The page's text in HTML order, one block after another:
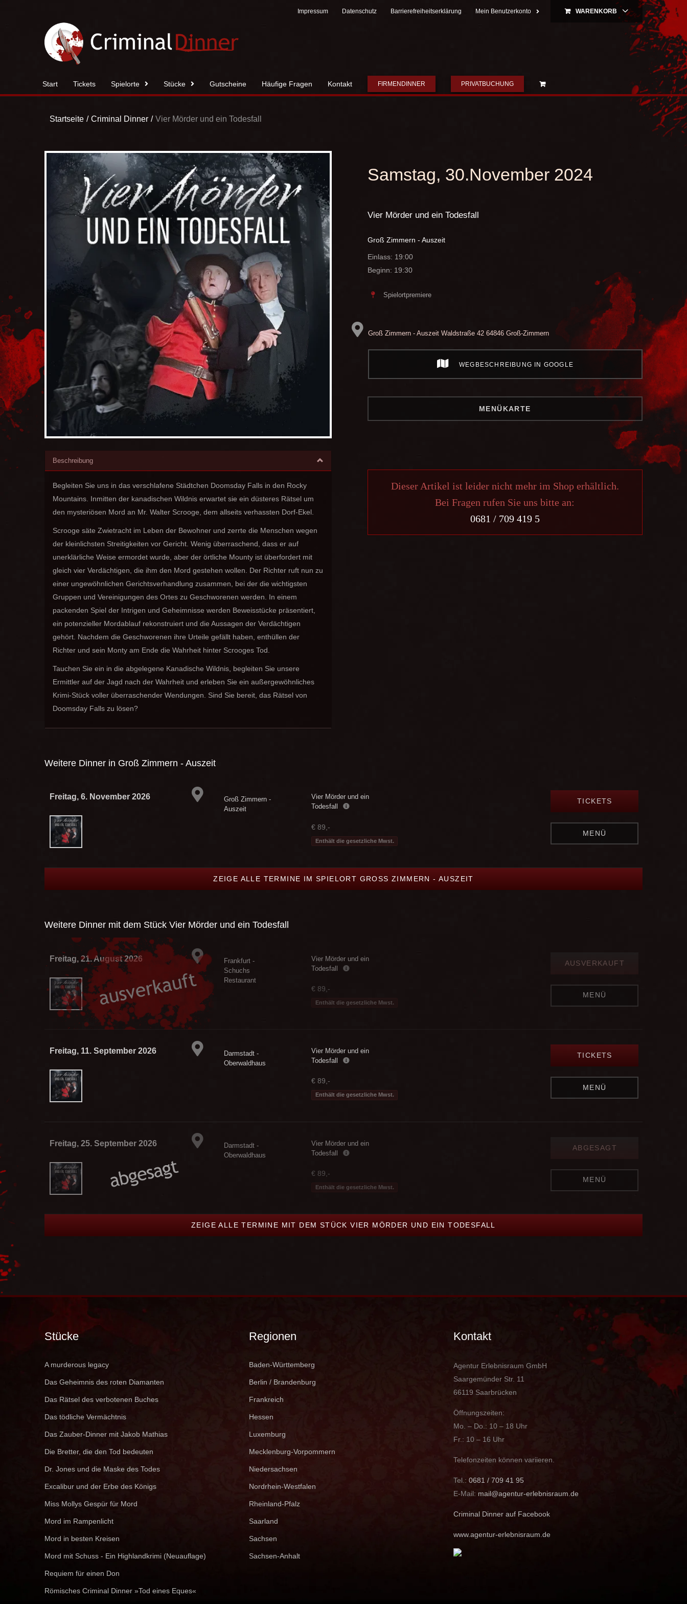
Impressum Datenschutz Barrierefreiheitserklärung Mein Benutzerkonto WARENKORB
Start Tickets Spielorte Stücke Gutscheine Häufige Fragen Kontakt FIRMENDINNER PRIVATBUCHUNG
Startseite Criminal Dinner Vier Mörder und ein Todesfall
Beschreibung
Begleiten Sie uns in das verschlafene Städtchen Doomsday Falls in den Rocky
Mountains. Inmitten der kanadischen Wildnis erwartet sie ein düsteres Rätsel um
den mysteriösen Mord an Mr. Walter Scrooge, dem allseits verhassten Dorf-Ekel.
Scrooge säte Zwietracht im Leben der Bewohner und zerrte die Menschen wegen
der kleinlichsten Streitigkeiten vor Gericht. Wenig überraschend, dass er auf
unerklärliche Weise ermordet wurde, aber der örtliche Mounty ist überfordert mit
gleich vier Verdächtigen, die ihm den Mord gestehen wollen. Der Richter ruft nun zu
einer ungewöhnlichen Gerichtsverhandlung zusammen, bei der die wichtigsten
Gruppen und Vereinigungen des Ortes zu Geschworenen werden. In einem
packenden Spiel der Intrigen und Geheimnisse werden Beweisstücke präsentiert,
ein potenzieller Mordablauf rekonstruiert und die Aussagen der Verdächtigen
gehört. Nachdem die Geschworenen ihre Urteile gefällt haben, enthüllen der
Richter und sein Monty am Ende die Wahrheit hinter Scrooges Tod.
Tauchen Sie ein in die abgelegene Kanadische Wildnis, begleiten Sie unsere
Ermittler auf der Jagd nach der Wahrheit und erleben Sie ein außergewöhnliches
Krimi-Stück voller überraschender Wendungen. Sind Sie bereit, das Rätsel von
Doomsday Falls zu lösen?
Samstag, 30.November 2024
Vier Mörder und ein Todesfall
Groß Zimmern - Auszeit
Einlass: 19:00
Beginn: 19:30
Spielortpremiere
Groß Zimmern - AuszeitWaldstraße 42 64846 Groß-Zimmern
WEGBESCHREIBUNG IN GOOGLE
MENÜKARTE
Dieser Artikel ist leider nicht mehr im Shop erhältlich.
Bei Fragen rufen Sie uns bitte an:
0681 / 709 419 5
Weitere Dinner in Groß Zimmern - Auszeit
Freitag, 6. November 2026
Groß Zimmern -
Auszeit
Vier Mörder und ein
Todesfall
€ 89,-
Enthält die gesetzliche Mwst.
TICKETS
MENÜ
ZEIGE ALLE TERMINE IM SPIELORT GROSS ZIMMERN - AUSZEIT
Weitere Dinner mit dem Stück Vier Mörder und ein Todesfall
Freitag, 21. August 2026
Frankfurt -
Schuchs
Restaurant
Vier Mörder und ein
Todesfall
€ 89,-
Enthält die gesetzliche Mwst.
AUSVERKAUFT
MENÜ
Freitag, 11. September 2026
Darmstadt -
Oberwaldhaus
Vier Mörder und ein
Todesfall
€ 89,-
Enthält die gesetzliche Mwst.
TICKETS
MENÜ
Freitag, 25. September 2026
Darmstadt -
Oberwaldhaus
Vier Mörder und ein
Todesfall
€ 89,-
Enthält die gesetzliche Mwst.
ABGESAGT
MENÜ
ZEIGE ALLE TERMINE MIT DEM STÜCK VIER MÖRDER UND EIN TODESFALL
Stücke
A murderous legacy
Das Geheimnis des roten Diamanten
Das Rätsel des verbotenen Buches
Das tödliche Vermächtnis
Das Zauber-Dinner mit Jakob Mathias
Die Bretter, die den Tod bedeuten
Dr. Jones und die Maske des Todes
Excalibur und der Erbe des Königs
Miss Mollys Gespür für Mord
Mord im Rampenlicht
Mord in besten Kreisen
Mord mit Schuss - Ein Highlandkrimi (Neuauflage)
Requiem für einen Don
Römisches Criminal Dinner »Tod eines Eques«
Regionen
Baden-Württemberg
Berlin / Brandenburg
Frankreich
Hessen
Luxemburg
Mecklenburg-Vorpommern
Niedersachsen
Nordrhein-Westfalen
Rheinland-Pfalz
Saarland
Sachsen
Sachsen-Anhalt
Kontakt
Agentur Erlebnisraum GmbH
Saargemünder Str. 11
66119 Saarbrücken
Öffnungszeiten:
Mo. – Do.: 10 – 18 Uhr
Fr.: 10 – 16 Uhr
Telefonzeiten können variieren.
Tel.: 0681 / 709 41 95
E-Mail: mail@agentur-erlebnisraum.de
Criminal Dinner auf Facebook
www.agentur-erlebnisraum.de